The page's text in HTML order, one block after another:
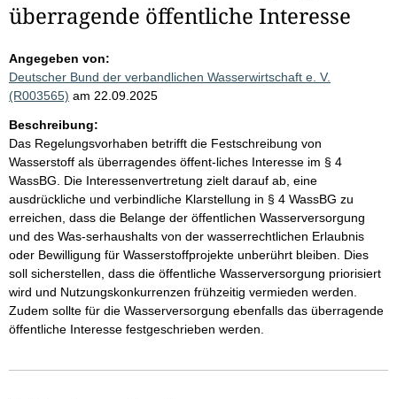
überragende öffentliche Interesse
Angegeben von:
Deutscher Bund der verbandlichen Wasserwirtschaft e. V.
(R003565) am 22.09.2025
Beschreibung:
Das Regelungsvorhaben betrifft die Festschreibung von
Wasserstoff als überragendes öffent-liches Interesse im § 4
WassBG. Die Interessenvertretung zielt darauf ab, eine
ausdrückliche und verbindliche Klarstellung in § 4 WassBG zu
erreichen, dass die Belange der öffentlichen Wasserversorgung
und des Was-serhaushalts von der wasserrechtlichen Erlaubnis
oder Bewilligung für Wasserstoffprojekte unberührt bleiben. Dies
soll sicherstellen, dass die öffentliche Wasserversorgung priorisiert
wird und Nutzungskonkurrenzen frühzeitig vermieden werden.
Zudem sollte für die Wasserversorgung ebenfalls das überragende
öffentliche Interesse festgeschrieben werden.